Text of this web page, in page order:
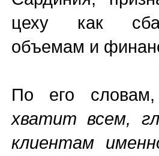
цеху как
объемам и
По его
хватит всем,
клиентам